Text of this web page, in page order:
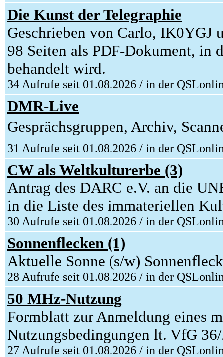
Die Kunst der Telegraphie
Geschrieben von Carlo, IK0YGJ
98 Seiten als PDF-Dokument, in
behandelt wird.
34 Aufrufe seit 01.08.2026 / in der
DMR-Live
Gesprächsgruppen, Archiv,
31 Aufrufe seit 01.08.2026 / in der
CW als Weltkulturerbe (3)
Antrag des DARC e.V. an die
in die Liste des immateriellen
30 Aufrufe seit 01.08.2026 / in der
Sonnenflecken (1)
Aktuelle Sonne (s/w)
28 Aufrufe seit 01.08.2026 / in der
50 MHz-Nutzung
Formblatt zur Anmeldung eines
Nutzungsbedingungen lt. VfG
27 Aufrufe seit 01.08.2026 / in der